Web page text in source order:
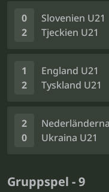
0
2
Slovenien U21
Tjeckien U21
1
2
England U21
Tyskland U21
2
0
Ukraina U21
Gruppspel - 9